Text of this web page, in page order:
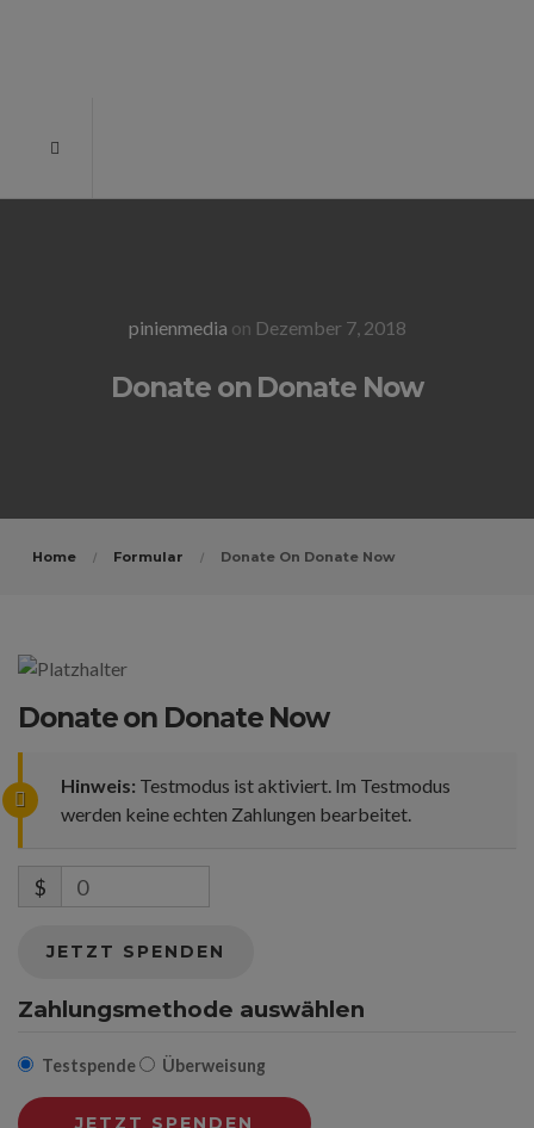
pinienmedia on Dezember 7, 2018
Donate on Donate Now
Home Formular Donate On Donate Now
Donate on Donate Now
Hinweis: Testmodus ist aktiviert. Im Testmodus
werden keine echten Zahlungen bearbeitet.
$ 0
JETZT SPENDEN
Zahlungsmethode auswählen
Testspende Überweisung